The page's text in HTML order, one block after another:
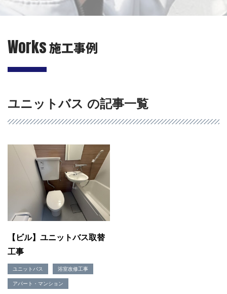
施工事例
現場ブログ
リフォームQ&A
お電話でお気軽にお問い合わせください
082-291-9400
Works施工事例
ユニットバス の記事一覧
【ビル】ユニットバス取替
工事
ユニットバス 浴室改修工事
アパート・マンション